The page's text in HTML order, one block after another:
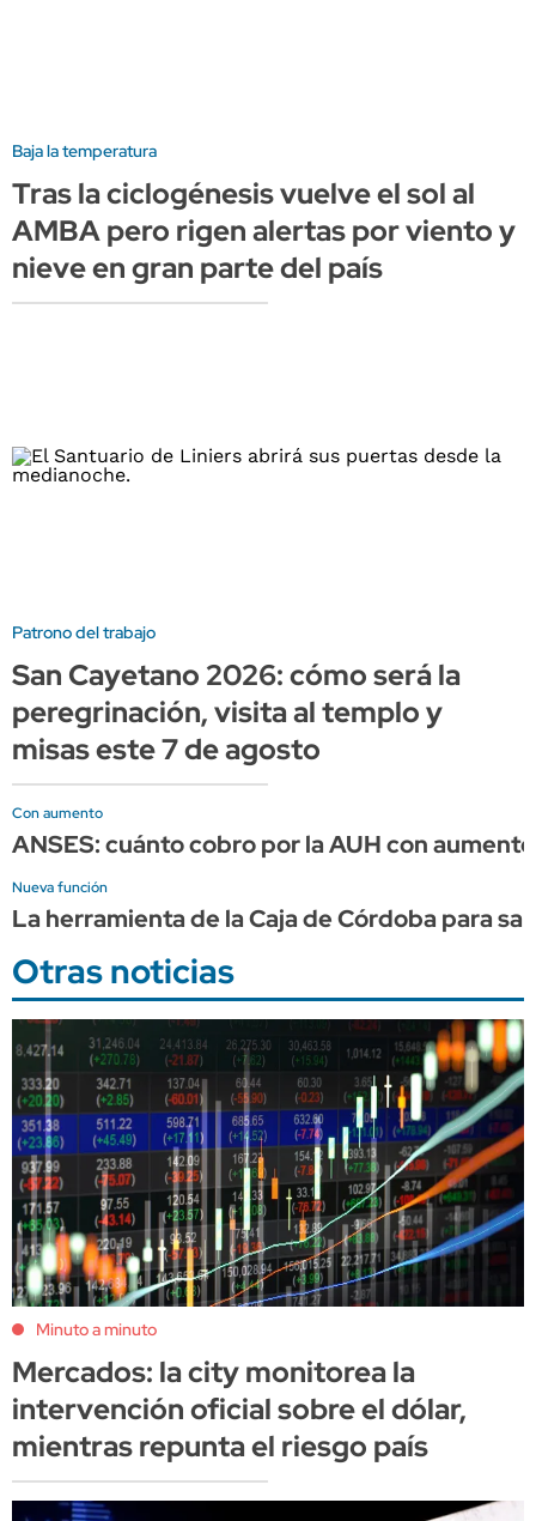
Baja la temperatura
Tras la ciclogénesis vuelve el sol al
AMBA pero rigen alertas por viento y
nieve en gran parte del país
Patrono del trabajo
San Cayetano 2026: cómo será la
peregrinación, visita al templo y
misas este 7 de agosto
Con aumento
ANSES: cuánto cobro por la AUH con
Nueva función
La herramienta de la Caja de Córdoba para
Otras noticias
Minuto a minuto
Mercados: la city monitorea la
intervención oficial sobre el dólar,
mientras repunta el riesgo país